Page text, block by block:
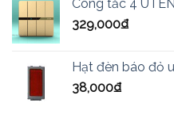
Công tắc 4
329,000₫
Hạt đèn báo đỏ
38,000₫